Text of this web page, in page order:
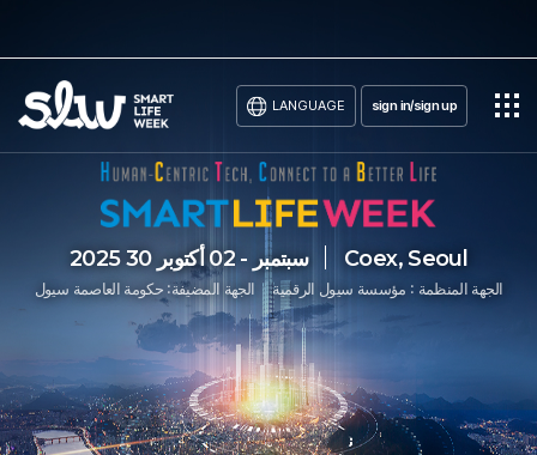
LANGUAGE sign in/sign up
2025 30 سبتمبر - 02 أكتوبر Coex, Seoul
الجهة المضيفة: حكومة العاصمة سيول الجهة المنظمة : مؤسسة سيول الرقمية